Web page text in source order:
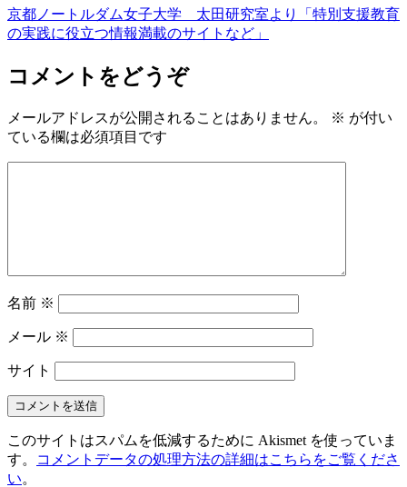
京都ノートルダム女子大学 太田研究室より「特別支援教育
の実践に役立つ情報満載のサイトなど」
コメントをどうぞ
メールアドレスが公開されることはありません。 ※ が付い
ている欄は必須項目です
名前 ※
メール ※
サイト
このサイトはスパムを低減するために Akismet を使っていま
す。
コメントデータの処理方法の詳細はこちらをご覧くださ
い。